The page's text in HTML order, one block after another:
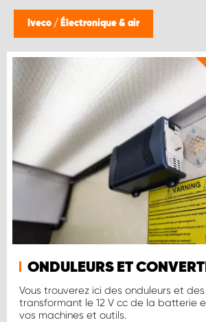
Iveco / Électronique & air
ONDULEURS ET
Vous trouverez ici des onduleurs et
transformant le 12 V cc de la batterie
vos machines et outils.